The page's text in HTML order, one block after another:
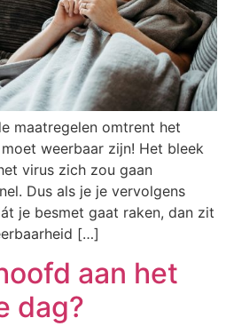
maatregelen omtrent het
weerbaar zijn! Het bleek
virus zich zou gaan
Dus als je je vervolgens
je besmet gaat raken, dan zit
[…]
aan het
dag?